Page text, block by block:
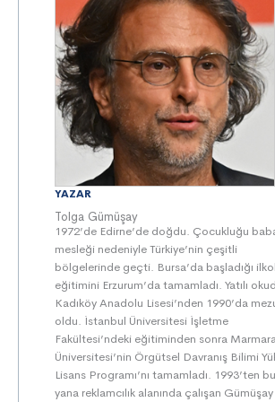
YAZAR
Tolga Gümüşay
1972’de Edirne’de doğdu. Çocukluğu
mesleği nedeniyle Türkiye’nin çeşitli
bölgelerinde geçti. Bursa’da başladığı
eğitimini Erzurum’da tamamladı. Yatılı
Kadıköy Anadolu Lisesi’nden 1990’da
oldu. İstanbul Üniversitesi İşletme
Fakültesi’ndeki eğitiminden sonra
Üniversitesi’nin Örgütsel Davranış Bilimi
Lisans Programı’nı tamamladı. 1993’ten bu
yana reklamcılık alanında çalışan Gümüşay